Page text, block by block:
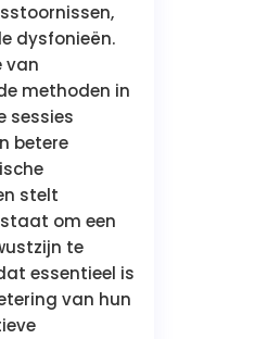
dysfonieën.
van
methoden in
sessies
betere
stelt
om een
te
essentieel is
van hun